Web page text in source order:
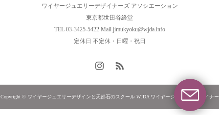
ワイヤージュエリーデザイナーズ アソシエーション
東京都世田谷経堂
TEL 03-3425-5422 Mail jimukyoku@wjda.info
定休日 不定休・日曜・祝日
Copyright © ワイヤージュエリーデザインと天然石のスクール WJDA ワイヤージュエリーデザイナー